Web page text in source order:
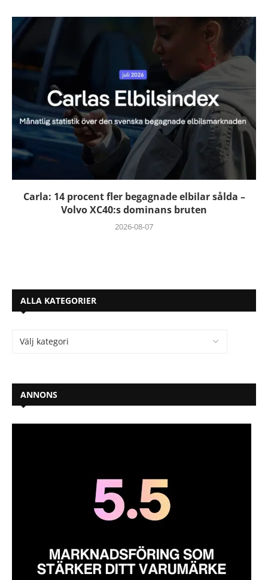
Carla: 14 procent fler begagnade elbilar sålda –
Volvo XC40:s dominans bruten
2026-08-07
ALLA KATEGORIER
ANNONS